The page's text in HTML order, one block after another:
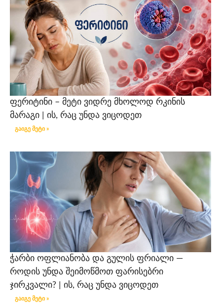
ფერიტინი – მეტი ვიდრე მხოლოდ რკინის
მარაგი | ის, რაც უნდა ვიცოდეთ
გაიგე მეტი »
ჭარბი ოფლიანობა და გულის ფრიალი —
როდის უნდა შეიმოწმოთ ფარისებრი
ჯირკვალი? | ის, რაც უნდა ვიცოდეთ
გაიგე მეტი »